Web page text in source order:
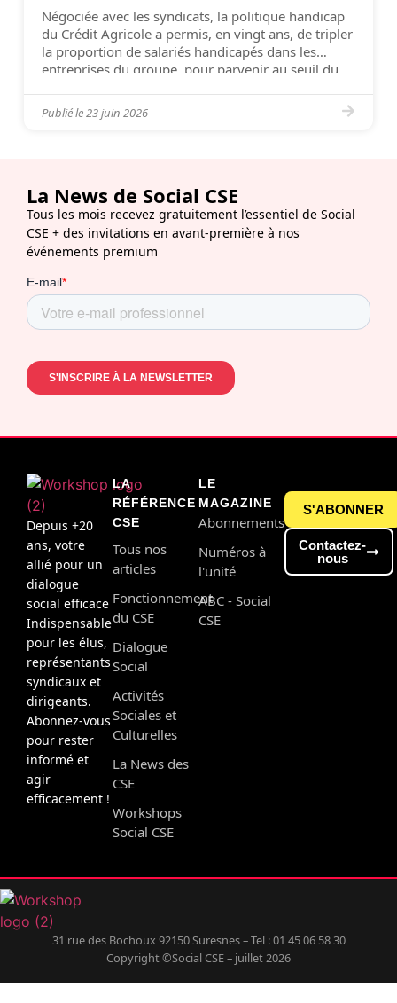
Négociée avec les syndicats, la politique handicap
du Crédit Agricole a permis, en vingt ans, de tripler
la proportion de salariés handicapés dans les
entreprises du groupe, pour parvenir au seuil du
CFDT pour l’unité économique et sociale (UES)
Crédit Agricole SA et coordinatrice CFDT Groupe,
Publié le23 juin 2026
La News de Social CSE
Tous les mois recevez gratuitement l’essentiel de Social
CSE + des invitations en avant-première à nos
événements premium
Depuis +20
ans, votre
allié pour un
dialogue
social efficace
Indispensable
pour les élus,
représentants
syndicaux et
dirigeants.
Abonnez-vous
pour rester
informé et
agir
efficacement !
LA
RÉFÉRENCE
CSE
Tous nos
articles
Fonctionnement
du CSE
Dialogue
Social
Activités
Sociales et
Culturelles
La News des
CSE
Workshops
Social CSE
LE
MAGAZINE
Abonnements
Numéros à
l'unité
ABC - Social
CSE
S'ABONNER
Contactez-
nous
31 rue des Bochoux 92150 Suresnes – Tel : 01 45 06 58 30
Copyright ©Social CSE – juillet 2026